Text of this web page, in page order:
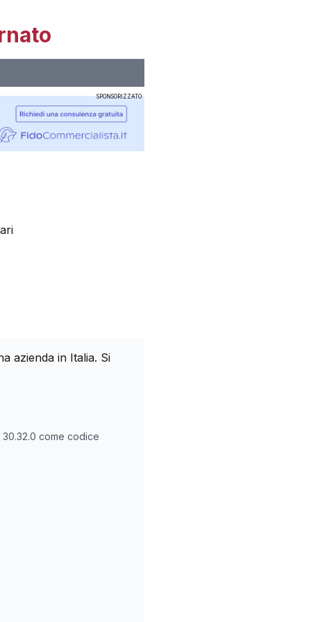
SPONSORIZZATO
azienda in Italia. Si
30.32.0 come codice